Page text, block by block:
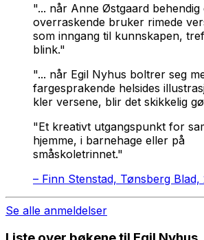
"... når Anne Østgaard behendig
overraskende bruker rimede
som inngang til kunnskapen,
blink."
"... når Egil Nyhus boltrer seg
fargesprakende helsides
kler versene, blir det skikkelig
"Et kreativt utgangspunkt for
hjemme, i barnehage eller på
småskoletrinnet."
– Finn Stenstad, Tønsberg Blad,
Se alle anmeldelser